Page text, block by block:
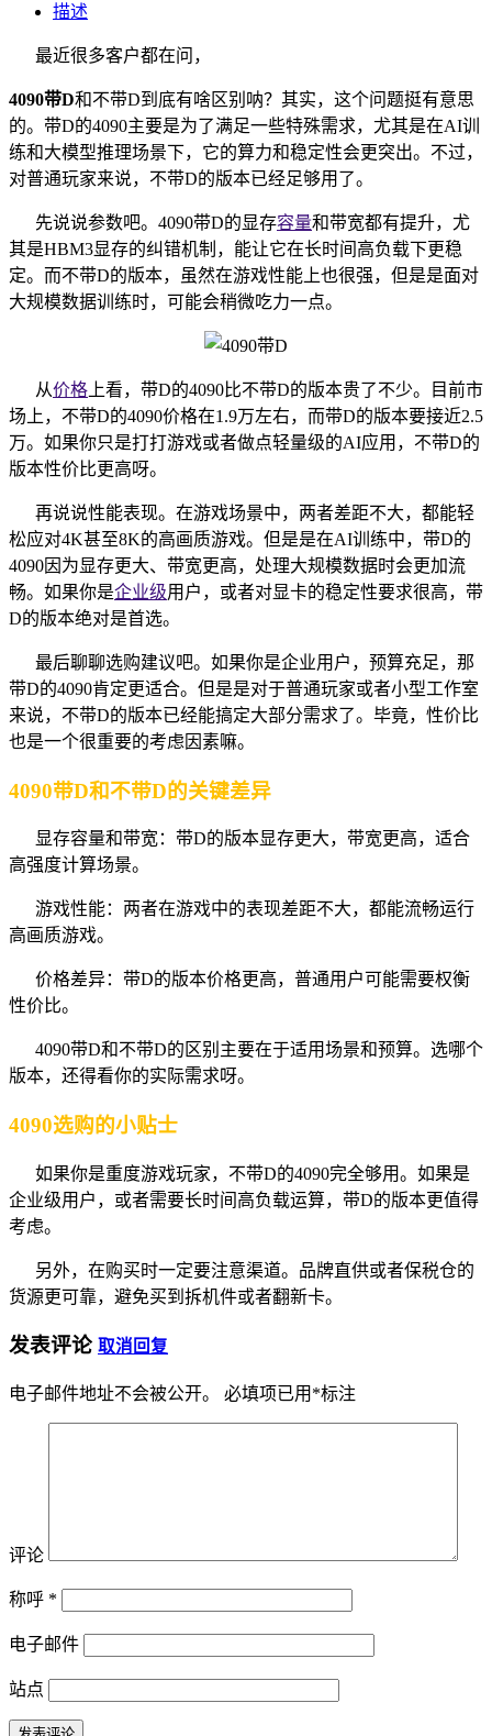
描述
最近很多客户都在问，
4090带D和不带D到底有啥区别呐？其实，这个问题挺有意思
的。带D的4090主要是为了满足一些特殊需求，尤其是在AI训
练和大模型推理场景下，它的算力和稳定性会更突出。不过，
对普通玩家来说，不带D的版本已经足够用了。
先说说参数吧。4090带D的显存容量和带宽都有提升，尤
其是HBM3显存的纠错机制，能让它在长时间高负载下更稳
定。而不带D的版本，虽然在游戏性能上也很强，但是是面对
大规模数据训练时，可能会稍微吃力一点。
从价格 上看，带D的4090比不带D的版本贵了不少。目前市
场上，不带D的4090价格在1.9万左右，而带D的版本要接近2.5
万。如果你只是打打游戏或者做点轻量级的AI应用，不带D的
版本性价比更高呀。
再说说性能表现。在游戏场景中，两者差距不大，都能轻
松应对4K甚至8K的高画质游戏。但是是在AI训练中，带D的
4090因为显存更大、带宽更高，处理大规模数据时会更加流
畅。如果你是企业级用户，或者对显卡的稳定性要求很高，带
D的版本绝对是首选。
最后聊聊选购建议吧。如果你是企业用户，预算充足，那
带D的4090肯定更适合。但是是对于普通玩家或者小型工作室
来说，不带D的版本已经能搞定大部分需求了。毕竟，性价比
也是一个很重要的考虑因素嘛。
4090带D和不带D的关键差异
显存容量和带宽：带D的版本显存更大，带宽更高，适合
高强度计算场景。
游戏性能：两者在游戏中的表现差距不大，都能流畅运行
高画质游戏。
价格差异：带D的版本价格更高，普通用户可能需要权衡
性价比。
4090带D和不带D的区别主要在于适用场景和预算。选哪个
版本，还得看你的实际需求呀。
4090选购的小贴士
如果你是重度游戏玩家，不带D的4090完全够用。如果是
企业级用户，或者需要长时间高负载运算，带D的版本更值得
考虑。
另外，在购买时一定要注意渠道。品牌直供或者保税仓的
货源更可靠，避免买到拆机件或者翻新卡。
发表评论 取消回复
电子邮件地址不会被公开。 必填项已用 *标注
评论
称呼 *
电子邮件
站点